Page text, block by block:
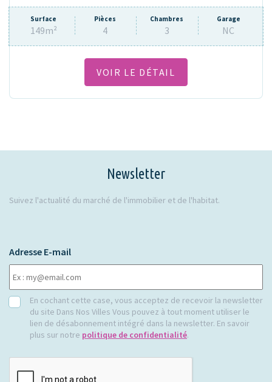
Surface
149m²
Pièces
4
Chambres
3
Garage
NC
VOIR LE DÉTAIL
Newsletter
Suivez l'actualité du marché de l'immobilier et de l'habitat.
Adresse E-mail
RGPDEn cochant cette case, vous acceptez de recevoir la newsletter
du site Dans Nos Villes Vous pouvez à tout moment utiliser le
lien de désabonnement intégré dans la newsletter. En savoir
plus sur notre politique de confidentialité.
CAPTCHA